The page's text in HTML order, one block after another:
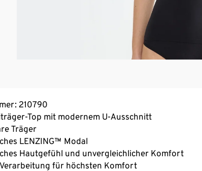
210790
Top mit modernem U-Ausschnitt
Träger
LENZING™ Modal
Hautgefühl und unvergleichlicher Komfort
für höchsten Komfort